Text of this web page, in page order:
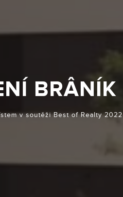
BRÂNÍK
v soutěži Best of Realty 2022